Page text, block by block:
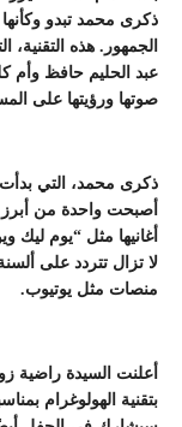
ذكرى محمد تبدو
الجمهور. هذه
عبد الحليم حافظ وأم
صوتها ورؤيتها على
ذكرى محمد، التي بدأت
أصبحت واحدة من أبرز
أغانيها مثل “يوم ليك
لا تزال تتردد على
منصات مثل يوتيوب.
أعلنت السيدة راضية
بتقنية الهولوغرام